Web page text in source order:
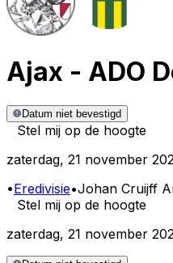
Ajax - ADO
Datum niet bevestigd
Stel mij op de hoogte
zaterdag, 21 november
•Eredivisie•Johan Cruijff
Stel mij op de hoogte
zaterdag, 21 november